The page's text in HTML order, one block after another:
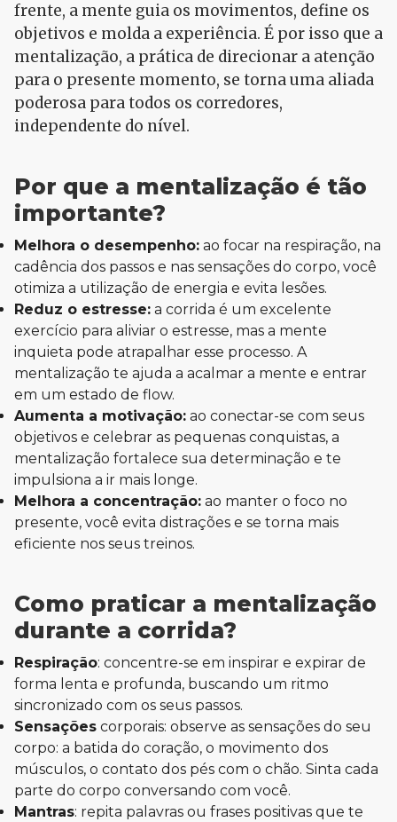
frente, a mente guia os movimentos, define os
objetivos e molda a experiência. É por isso que a
mentalização, a prática de direcionar a atenção
para o presente momento, se torna uma aliada
poderosa para todos os corredores,
independente do nível.
Por que a mentalização é tão
importante?
Melhora o desempenho: ao focar na respiração, na
cadência dos passos e nas sensações do corpo, você
otimiza a utilização de energia e evita lesões.
Reduz o estresse: a corrida é um excelente
exercício para aliviar o estresse, mas a mente
inquieta pode atrapalhar esse processo. A
mentalização te ajuda a acalmar a mente e entrar
em um estado de flow.
Aumenta a motivação: ao conectar-se com seus
objetivos e celebrar as pequenas conquistas, a
mentalização fortalece sua determinação e te
impulsiona a ir mais longe.
Melhora a concentração: ao manter o foco no
presente, você evita distrações e se torna mais
eficiente nos seus treinos.
Como praticar a mentalização
durante a corrida?
Respiração: concentre-se em inspirar e expirar de
forma lenta e profunda, buscando um ritmo
sincronizado com os seus passos.
Sensações corporais: observe as sensações do seu
corpo: a batida do coração, o movimento dos
músculos, o contato dos pés com o chão. Sinta cada
parte do corpo conversando com você.
Mantras: repita palavras ou frases positivas que te